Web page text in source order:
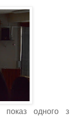
показ одного з